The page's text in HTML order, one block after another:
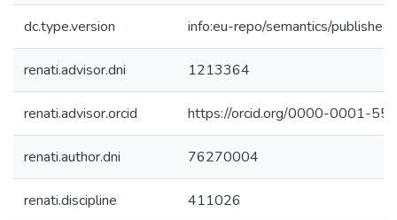
dc.type.version info:eu-repo/semantics/
renati.advisor.dni 1213364
renati.advisor.orcid https://orcid.org/0000-0001-
renati.author.dni 76270004
renati.discipline 411026